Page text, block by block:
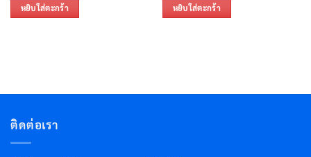
หยิบใส่ตะกร้า หยิบใส่ตะกร้า
ติดต่อเรา